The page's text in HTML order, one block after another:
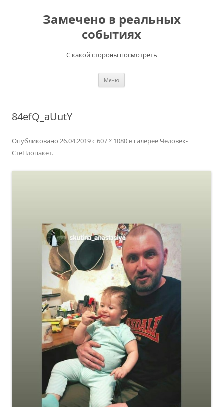
содержимомуЗамечено в реальных
событиях
С какой стороны посмотреть
Меню
84efQ_aUutY
Опубликовано 26.04.2019с607 × 1080 в галерее Человек-
СтеПлопакет.